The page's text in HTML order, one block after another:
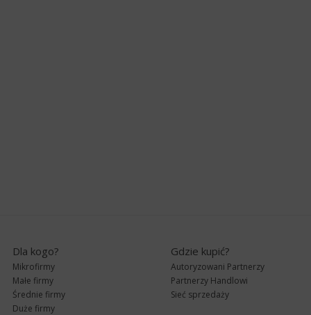
Dla kogo?
Mikrofirmy
Małe firmy
Średnie firmy
Duże firmy
Gdzie kupić?
Autoryzowani Partnerzy
Partnerzy Handlowi
Sieć sprzedaży